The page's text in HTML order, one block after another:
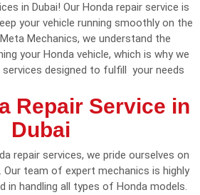
in Dubai! Our Honda repair service is
your vehicle running smoothly on the
Mechanics, we understand the
your Honda vehicle, which is why we
designed to fulfill your needs.
Repair Service in
Dubai
repair services, we pride ourselves on
Our team of expert mechanics is highly
in handling all types of Honda models.